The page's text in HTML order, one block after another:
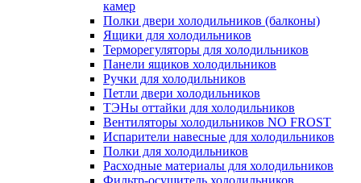
камер
Полки двери холодильников (балконы)
Ящики для холодильников
Терморегуляторы для холодильников
Панели ящиков холодильников
Ручки для холодильников
Петли двери холодильников
ТЭНы оттайки для холодильников
Вентиляторы холодильников NO FROST
Испарители навесные для холодильников
Полки для холодильников
Расходные материалы для холодильников
Фильтр-осушитель холодильников